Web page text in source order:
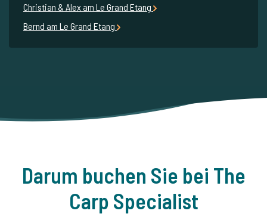
Christian & Alex am Le Grand Etang
Bernd am Le Grand Etang
Darum buchen Sie bei The
Carp Specialist